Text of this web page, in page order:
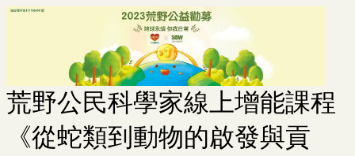
荒野公民科學家線上增能課程
《從蛇類到動物的啟發與貢